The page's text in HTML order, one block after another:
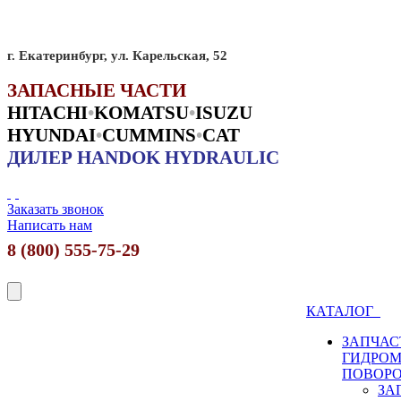
г. Екатеринбург, ул. Карельская, 52
ЗАПАСНЫЕ ЧАСТИ
HITACHI•KOMATSU•ISUZU
HYUNDAI•CUMMINS•CAT
ДИЛЕР HANDOK HYDRAULIC
Заказать звонок
Написать нам
8 (800) 555-75-29
КАТАЛОГ